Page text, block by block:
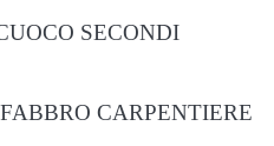
SECONDI
CARPENTIERE